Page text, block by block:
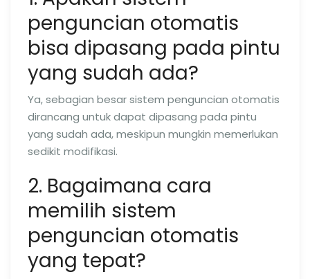
penguncian otomatis
bisa dipasang pada pintu
yang sudah ada?
Ya, sebagian besar sistem penguncian otomatis
dirancang untuk dapat dipasang pada pintu
yang sudah ada, meskipun mungkin memerlukan
sedikit modifikasi.
2. Bagaimana cara
memilih sistem
penguncian otomatis
yang tepat?